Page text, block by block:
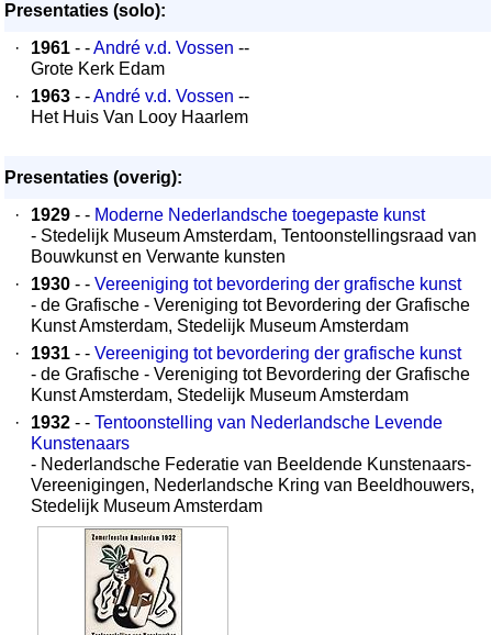
Presentaties (solo):
·
1961 - -André v.d. Vossen --
Grote Kerk Edam
·
1963 - -André v.d. Vossen --
Het Huis Van Looy Haarlem
Presentaties (overig):
·
1929 - - Moderne Nederlandsche toegepaste kunst
- Stedelijk Museum Amsterdam, Tentoonstellingsraad van
Bouwkunst en Verwante kunsten
·
1930 - - Vereeniging tot bevordering der grafische kunst
- de Grafische - Vereniging tot Bevordering der Grafische
Kunst Amsterdam, Stedelijk Museum Amsterdam
·
1931 - - Vereeniging tot bevordering der grafische kunst
- de Grafische - Vereniging tot Bevordering der Grafische
Kunst Amsterdam, Stedelijk Museum Amsterdam
·
1932 - - Tentoonstelling van Nederlandsche Levende
Kunstenaars
- Nederlandsche Federatie van Beeldende Kunstenaars-
Vereenigingen, Nederlandsche Kring van Beeldhouwers,
Stedelijk Museum Amsterdam